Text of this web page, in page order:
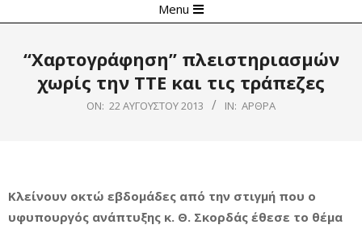
Navigation
Menu
“Χαρτογράφηση” πλειστηριασμών
χωρίς την ΤΤΕ και τις τράπεζες
ON: 22 ΑΥΓΟΎΣΤΟΥ 2013 IN: ΆΡΘΡΑ
Κλείνουν οκτώ εβδομάδες από την στιγμή που ο
υφυπουργός ανάπτυξης κ. Θ. Σκορδάς έθεσε το θέμα